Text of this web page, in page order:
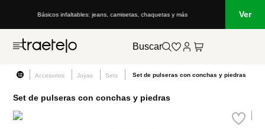
Básicos infaltables: jeans, camisetas, chaquetas y más Ver
Buscar
Accesorios Joyas Sets Set de pulseras con conchas y piedras
Set de pulseras con conchas y piedras